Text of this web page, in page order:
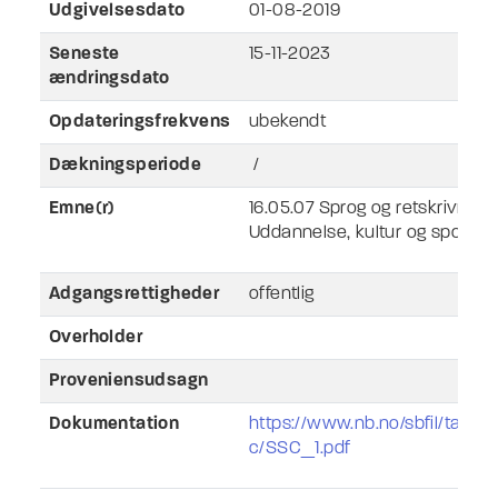
Udgivelsesdato 01-08-2019
Seneste
ændringsdato
15-11-2023
Opdateringsfrekvens ubekendt
Dækningsperiode /
Emne(r)
16.05.07 Sprog og retskrivning
Uddannelse, kultur og sport
Adgangsrettigheder offentlig
Overholder
Proveniensudsagn
Dokumentation
https://www.nb.no/sbfil/
c/SSC_1.pdf